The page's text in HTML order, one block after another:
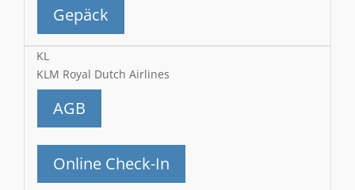
Gepäck
KL
KLM Royal Dutch Airlines
AGB
Online Check-In